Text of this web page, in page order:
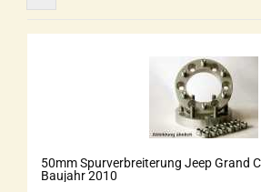
50mm Spurverbreiterung Jeep Grand
Baujahr 2010